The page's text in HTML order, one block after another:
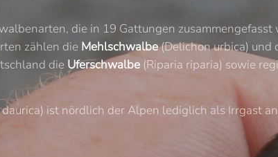
die in 19 Gattungen
zählen die Mehlschwalbe(Delichon urbica) und
die Uferschwalbe (Riparia riparia) sowie
ist nördlich der Alpen lediglich als Irrgast